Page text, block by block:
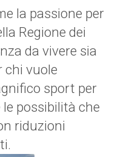
la passione per
Regione dei
da vivere sia
chi vuole
sport per
possibilità che
riduzioni